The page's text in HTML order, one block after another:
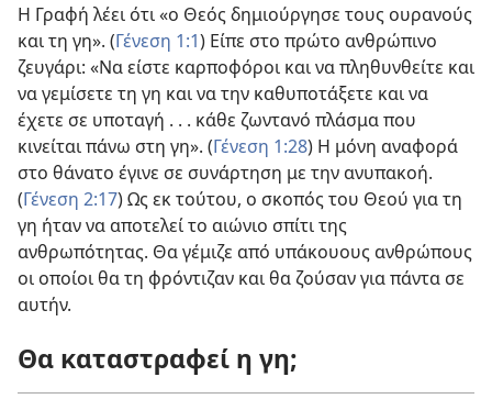
Η Γραφή λέει ότι «ο Θεός δημιούργησε τους ουρανούς
και τη γη». (Γένεση 1:1) Είπε στο πρώτο ανθρώπινο
ζευγάρι: «Να είστε καρποφόροι και να πληθυνθείτε και
να γεμίσετε τη γη και να την καθυποτάξετε και να
έχετε σε υποταγή . . . κάθε ζωντανό πλάσμα που
κινείται πάνω στη γη». (Γένεση 1:28) Η μόνη αναφορά
στο θάνατο έγινε σε συνάρτηση με την ανυπακοή.
(Γένεση 2:17) Ως εκ τούτου, ο σκοπός του Θεού για τη
γη ήταν να αποτελεί το αιώνιο σπίτι της
ανθρωπότητας. Θα γέμιζε από υπάκουους ανθρώπους
οι οποίοι θα τη φρόντιζαν και θα ζούσαν για πάντα σε
αυτήν.
Θα καταστραφεί η γη;